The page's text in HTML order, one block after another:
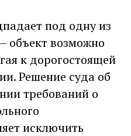
под одну из
объект возможно
к дорогостоящей
Решение суда об
требований о
исключить